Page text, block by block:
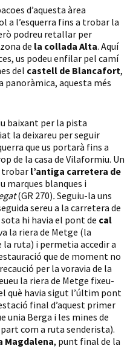
d’aquesta àrea
a l’esquerra fins a trobar la
podreu retallar per
de la collada Alta. Aquí
us podeu enfilar pel camí
del castell de Blancafort,
panoràmica, aquesta més
baixant per la pista
la deixareu per seguir
que us portarà fins a
de la casa de Vilaformiu. Un
trobar l’antiga carretera de
marques blanques i
(GR 270). Seguiu-la uns
sereu a la carretera de
hi havia el pont de cal
la riera de Metge (la
la ruta) i permetia accedir a
que de moment no
per la voravia de la
la riera de Metge fixeu-
què havia sigut l’últim pont
final d’aquest primer
unia Berga i les mines de
com a ruta senderista).
Magdalena, punt final de la